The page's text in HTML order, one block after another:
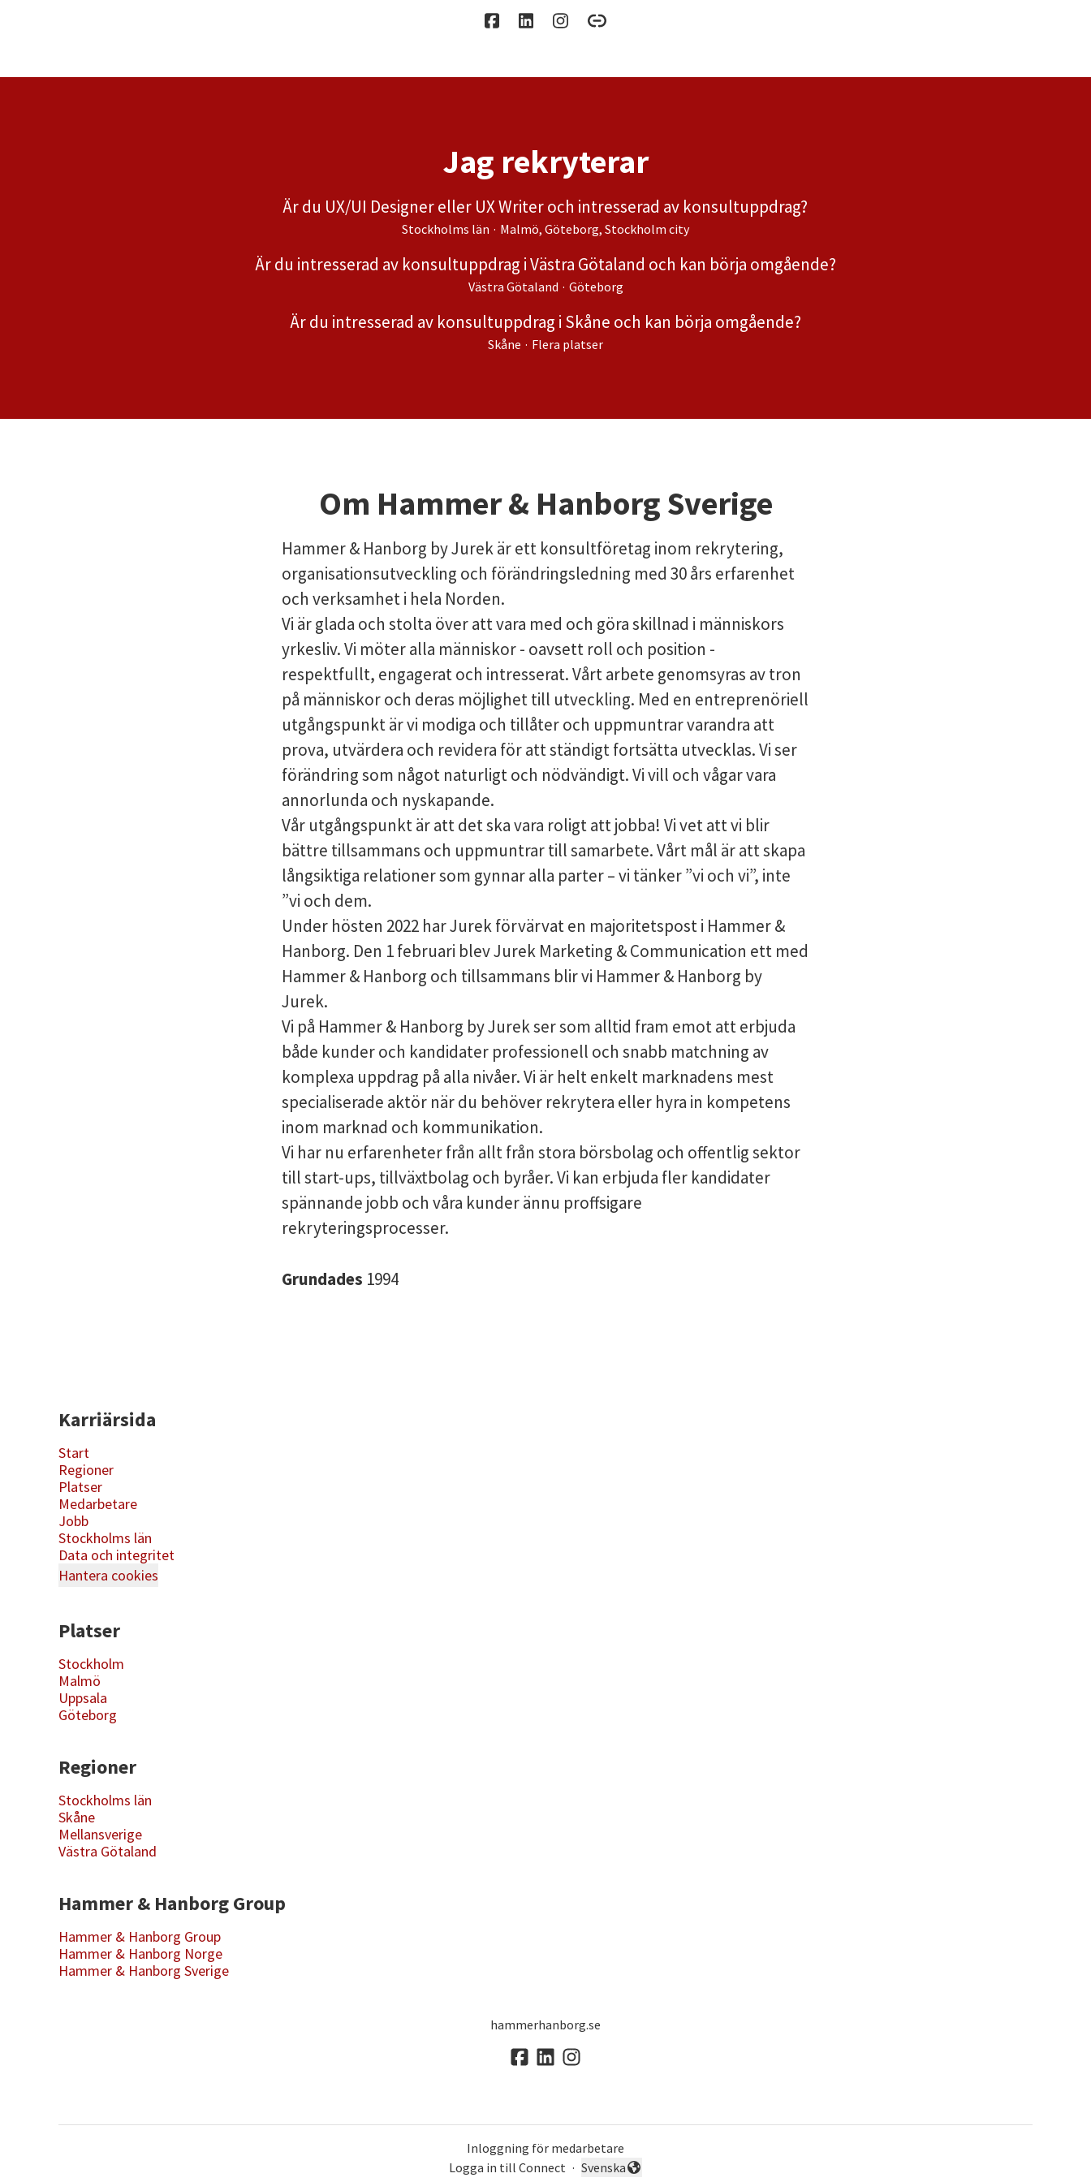
Jag rekryterar
Är du UX/UI Designer eller UX Writer och intresserad av konsultuppdrag?
Stockholms län · Malmö, Göteborg, Stockholm city
Är du intresserad av konsultuppdrag i Västra Götaland och kan börja omgående?
Västra Götaland · Göteborg
Är du intresserad av konsultuppdrag i Skåne och kan börja omgående?
Skåne · Flera platser
Om Hammer & Hanborg Sverige
Hammer & Hanborg by Jurek är ett konsultföretag inom rekrytering,
organisationsutveckling och förändringsledning med 30 års erfarenhet
och verksamhet i hela Norden.
Vi är glada och stolta över att vara med och göra skillnad i människors
yrkesliv. Vi möter alla människor - oavsett roll och position -
respektfullt, engagerat och intresserat. Vårt arbete genomsyras av tron
på människor och deras möjlighet till utveckling. Med en entreprenöriell
utgångspunkt är vi modiga och tillåter och uppmuntrar varandra att
prova, utvärdera och revidera för att ständigt fortsätta utvecklas. Vi ser
förändring som något naturligt och nödvändigt. Vi vill och vågar vara
annorlunda och nyskapande.
Vår utgångspunkt är att det ska vara roligt att jobba! Vi vet att vi blir
bättre tillsammans och uppmuntrar till samarbete. Vårt mål är att skapa
långsiktiga relationer som gynnar alla parter – vi tänker ”vi och vi”, inte
”vi och dem.
Under hösten 2022 har Jurek förvärvat en majoritetspost i Hammer &
Hanborg. Den 1 februari blev Jurek Marketing & Communication ett med
Hammer & Hanborg och tillsammans blir vi Hammer & Hanborg by
Jurek.
Vi på Hammer & Hanborg by Jurek ser som alltid fram emot att erbjuda
både kunder och kandidater professionell och snabb matchning av
komplexa uppdrag på alla nivåer. Vi är helt enkelt marknadens mest
specialiserade aktör när du behöver rekrytera eller hyra in kompetens
inom marknad och kommunikation.
Vi har nu erfarenheter från allt från stora börsbolag och offentlig sektor
till start-ups, tillväxtbolag och byråer. Vi kan erbjuda fler kandidater
spännande jobb och våra kunder ännu proffsigare
rekryteringsprocesser.
Grundades 1994
Karriärsida
Start
Regioner
Platser
Medarbetare
Jobb
Stockholms län
Data och integritet
Hantera cookies
Platser
Stockholm
Malmö
Uppsala
Göteborg
Regioner
Stockholms län
Skåne
Mellansverige
Västra Götaland
Hammer & Hanborg Group
Hammer & Hanborg Group
Hammer & Hanborg Norge
Hammer & Hanborg Sverige
hammerhanborg.se
Inloggning för medarbetare
Logga in till Connect ·
Byt språk
Svenska